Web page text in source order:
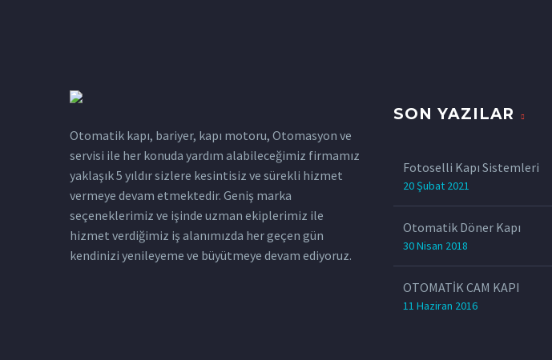
Otomatik kapı, bariyer, kapı motoru, Otomasyon ve
servisi ile her konuda yardım alabileceğimiz firmamız
yaklaşık 5 yıldır sizlere kesintisiz ve sürekli hizmet
vermeye devam etmektedir. Geniş marka
seçeneklerimiz ve işinde uzman ekiplerimiz ile
hizmet verdiğimiz iş alanımızda her geçen gün
kendinizi yenileyeme ve büyütmeye devam ediyoruz.
SON YAZILAR
Fotoselli Kapı Sistemleri
20 Şubat 2021
Otomatik Döner Kapı
30 Nisan 2018
OTOMATİK CAM KAPI
11 Haziran 2016